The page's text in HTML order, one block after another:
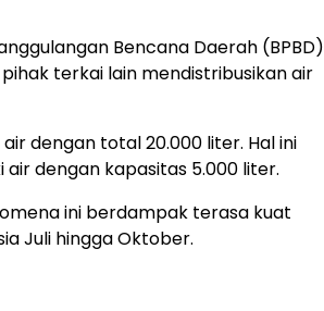
Bencana Daerah (BPBD)
terkai lain mendistribusikan air
dengan total 20.000 liter. Hal ini
dengan kapasitas 5.000 liter.
ini berdampak terasa kuat
Juli hingga Oktober.